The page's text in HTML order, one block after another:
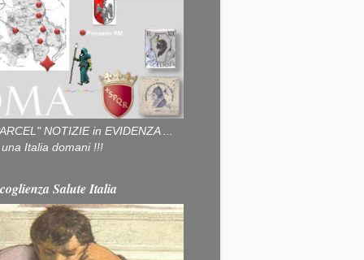
NOTIZIE in EVIDENZA ...
Italia domani !!!
Salute Italia